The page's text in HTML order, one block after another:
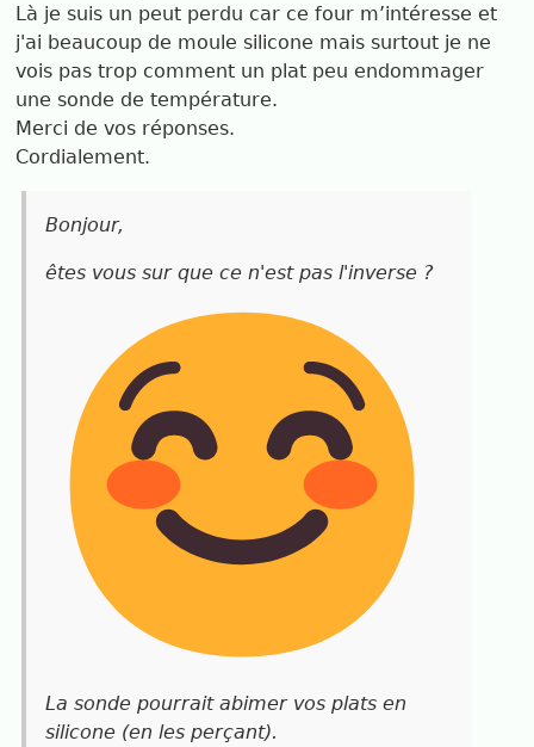
Là je suis un peut perdu car ce four m’intéresse et
j'ai beaucoup de moule silicone mais surtout je ne
vois pas trop comment un plat peu endommager
une sonde de température.
Merci de vos réponses.
Cordialement.
Bonjour,
êtes vous sur que ce n'est pas l'inverse ?
La sonde pourrait abimer vos plats en
silicone (en les perçant).